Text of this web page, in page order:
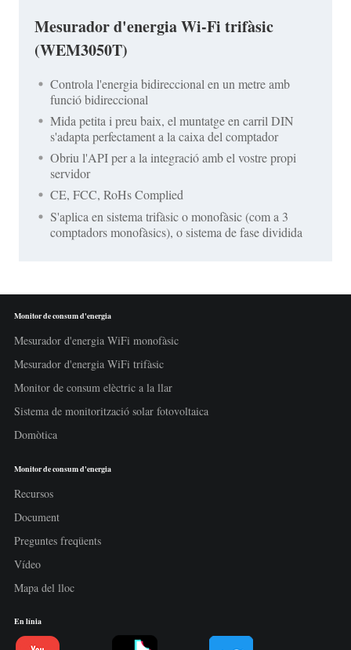
Mesurador d'energia Wi-Fi trifàsic
(WEM3050T)
Controla l'energia bidireccional en un metre amb
funció bidireccional
Mida petita i preu baix, el muntatge en carril DIN
s'adapta perfectament a la caixa del comptador
Obriu l'API per a la integració amb el vostre propi
servidor
CE, FCC, RoHs Complied
S'aplica en sistema trifàsic o monofàsic (com a 3
comptadors monofàsics), o sistema de fase dividida
Monitor de consum d'energia
Mesurador d'energia WiFi monofàsic
Mesurador d'energia WiFi trifàsic
Monitor de consum elèctric a la llar
Sistema de monitorització solar fotovoltaica
Domòtica
Monitor de consum d'energia
Recursos
Document
Preguntes freqüents
Vídeo
Mapa del lloc
En línia